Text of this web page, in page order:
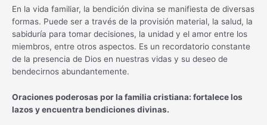
En la vida familiar, la bendición divina se manifiesta de diversas
formas. Puede ser a través de la provisión material, la salud, la
sabiduría para tomar decisiones, la unidad y el amor entre los
miembros, entre otros aspectos. Es un recordatorio constante
de la presencia de Dios en nuestras vidas y su deseo de
bendecirnos abundantemente.
Oraciones poderosas por la familia cristiana: fortalece los
lazos y encuentra bendiciones divinas.